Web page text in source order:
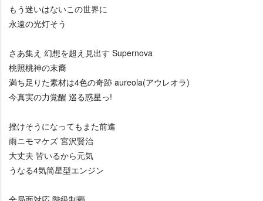
もう迷いはないこの世界に
永遠の光灯そう
さあ集え 幻想を超え見出す Supernova
桃照桃神の末裔
満ち足りた素材は4色の奇跡 aureola(アウレオラ)
今真実の力覚醒 巡る惑星っ!
挫けそうになってもまた前進
雨ニモマケズ 宮沢賢治
大丈夫 皆いるから元気
うなる4気筒星型エンジン